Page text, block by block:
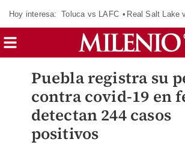
Hoy interesa: Toluca vs LAFC Real Salt Lake
Puebla registra su
contra covid-19 en
detectan 244 casos
positivos